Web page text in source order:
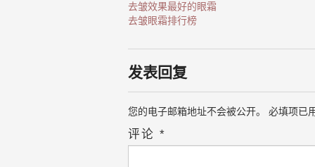
去皱效果最好的眼霜
去皱眼霜排行榜
发表回复
您的电子邮箱地址不会被公开。 必填项已
评论 *